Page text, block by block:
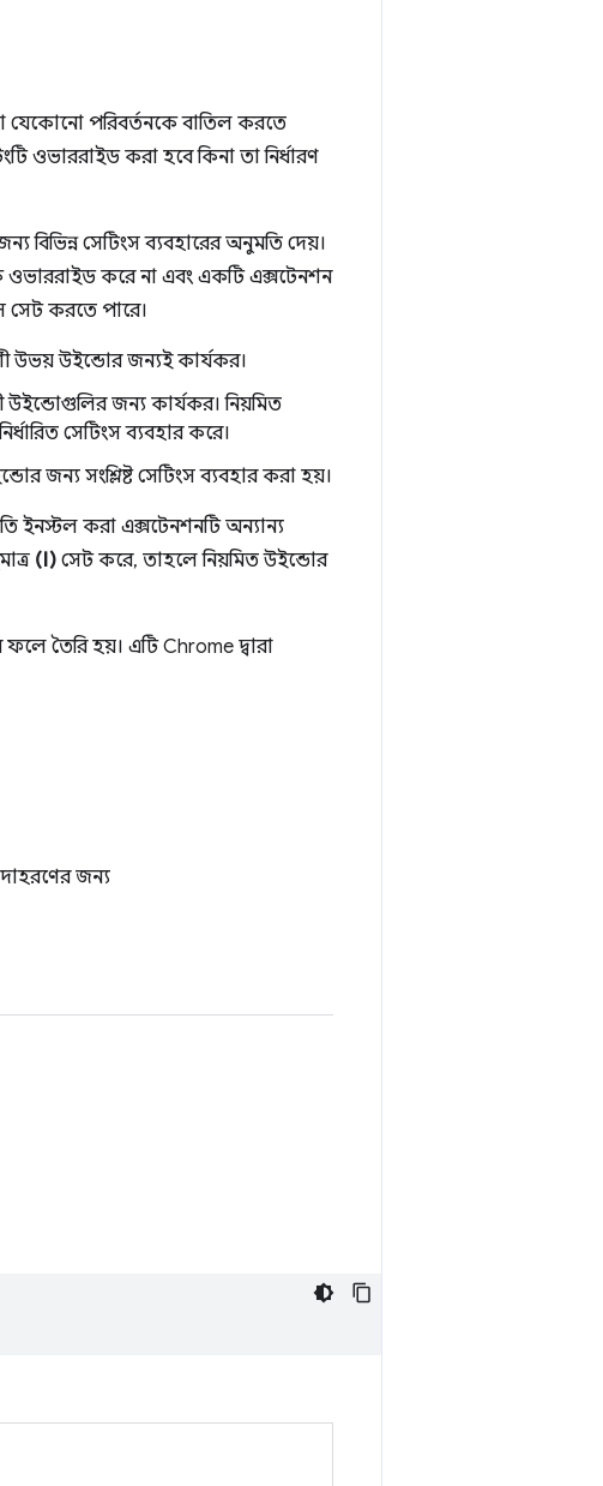
যেকোনো পরিবর্তনকে বাতিল করতে
ওভাররাইড করা হবে কিনা তা নির্ধারণ
বিভিন্ন সেটিংস ব্যবহারের অনুমতি দেয়।
ওভাররাইড করে না এবং একটি এক্সটেনশন
সেট করতে পারে।
উভয় উইন্ডোর জন্যই কার্যকর।
জন্য কার্যকর। নিয়মিত
সেটিংস ব্যবহার করে।
জন্য সংশ্লিষ্ট সেটিংস ব্যবহার করা হয়।
ইনস্টল করা এক্সটেনশনটি অন্যান্য
(I) সেট করে, তাহলে নিয়মিত উইন্ডোর
তৈরি হয়। এটি Chrome দ্বারা
জন্য